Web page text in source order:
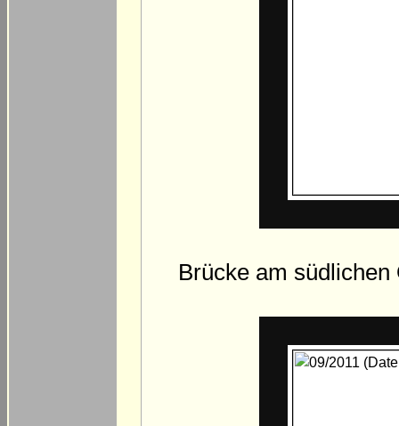
Brücke am